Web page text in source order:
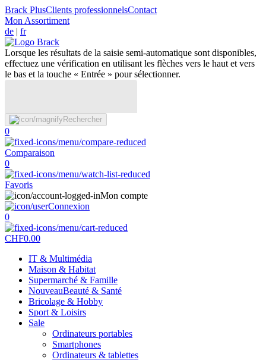
Brack PlusClients professionnelsContact
Mon Assortiment
de | fr
Lorsque les résultats de la saisie semi-automatique sont disponibles,
effectuez une vérification en utilisant les flèches vers le haut et vers
le bas et la touche « Entrée » pour sélectionner.
Rechercher
0
Comparaison
0
Favoris
Mon compte
Connexion
0
CHF0.00
IT & Multimédia
Maison & Habitat
Supermarché & Famille
NouveauBeauté & Santé
Bricolage & Hobby
Sport & Loisirs
Sale
Ordinateurs portables
Smartphones
Ordinateurs & tablettes